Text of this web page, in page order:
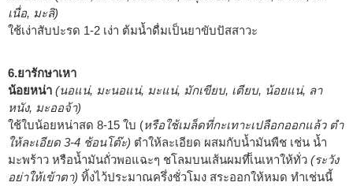
เนื่อ, มะลิ)
ใช้เง่าสับปะรด 1-2 เง่า ต้มน้ำดื่มเป็นยาขับปัสสาวะ
6.ยารักษาเหา
น้อยหน่า (นอแน่, มะนอแน่, มะแน่, มักเขียบ, เตียบ, น้อยแน่, ลา
หนัง, มะออจ้า)
ใช้ใบน้อยหน่าสด 8-15 ใบ (หรือใช้เมล็ดที่กะเทาะเปลือกออกแล้ว ตำ
ให้ละเอียด 3-4 ช้อนโต๊ะ) ตำให้ละเอียด ผสมกับน้ำมันพืช เช่น น้ำ
มะพร้าว หรือน้ำมันถั่วพอแฉะๆ ชโลมบนเส้นผมที่เ็นเหาให้ทั่ว (ระวัง
อย่าให้เข้าตา) ทิ้งไว้ประมาณครึ่งชั่วโมง สระออกให้หมด ทำเช่นนี้